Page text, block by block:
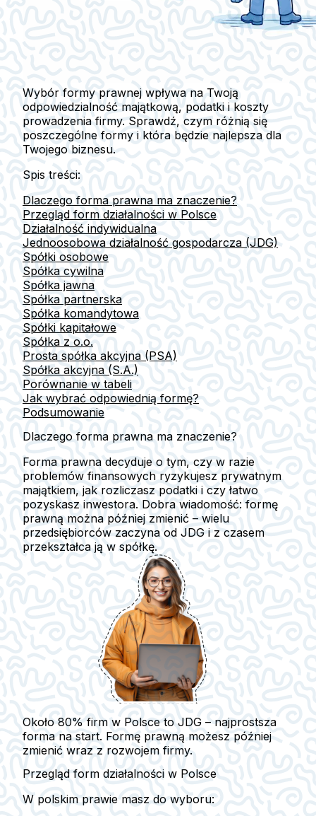
Wybór formy prawnej wpływa na Twoją
odpowiedzialność majątkową, podatki i koszty
prowadzenia firmy. Sprawdź, czym różnią się
poszczególne formy i która będzie najlepsza dla
Twojego biznesu.
Spis treści:
Dlaczego forma prawna ma znaczenie?
Przegląd form działalności w Polsce
Działalność indywidualna
Jednoosobowa działalność gospodarcza (JDG)
Spółki osobowe
Spółka cywilna
Spółka jawna
Spółka partnerska
Spółka komandytowa
Spółki kapitałowe
Spółka z o.o.
Prosta spółka akcyjna (PSA)
Spółka akcyjna (S.A.)
Porównanie w tabeli
Jak wybrać odpowiednią formę?
Podsumowanie
Dlaczego forma prawna ma znaczenie?
Forma prawna decyduje o tym, czy w razie
problemów finansowych ryzykujesz prywatnym
majątkiem, jak rozliczasz podatki i czy łatwo
pozyskasz inwestora. Dobra wiadomość: formę
prawną można później zmienić – wielu
przedsiębiorców zaczyna od JDG i z czasem
przekształca ją w spółkę.
Około 80% firm w Polsce to JDG – najprostsza
forma na start. Formę prawną możesz później
zmienić wraz z rozwojem firmy.
Przegląd form działalności w Polsce
W polskim prawie masz do wyboru: